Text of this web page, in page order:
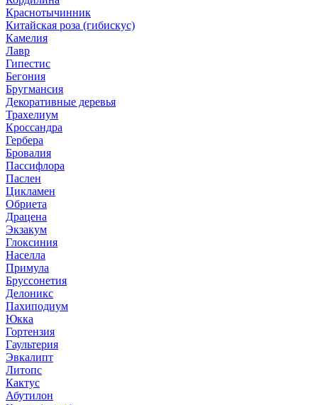
Краснотычинник
Китайская роза (гибискус)
Камелия
Лавр
Гипестис
Бегония
Бругмансия
Декоративные деревья
Трахелиум
Кроссандра
Гербера
Бровалия
Пассифлора
Паслен
Цикламен
Обриета
Драцена
Экзакум
Глоксиния
Населла
Примула
Бруссонетия
Делоникс
Пахиподиум
Юкка
Гортензия
Гаультерия
Эвкалипт
Литопс
Кактус
Абутилон